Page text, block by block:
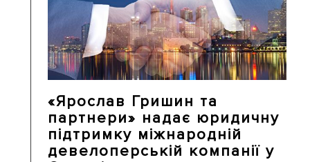
«Ярослав Гришин та
партнери» надає юридичну
підтримку міжнародній
девелоперській компанії у